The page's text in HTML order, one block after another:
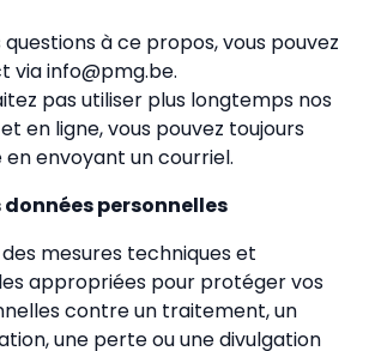
questions à ce propos, vous pouvez
via info@pmg.be.
pas utiliser plus longtemps nos
en ligne, vous pouvez toujours
en envoyant un courriel.
personnelles
mesures techniques et
appropriées pour protéger vos
contre un traitement, un
une perte ou une divulgation